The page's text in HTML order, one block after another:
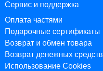
Сервис и поддержка
Оплата частями
Подарочные сертификаты
Возврат и обмен товара
Возврат денежных средств
Использование Cookies